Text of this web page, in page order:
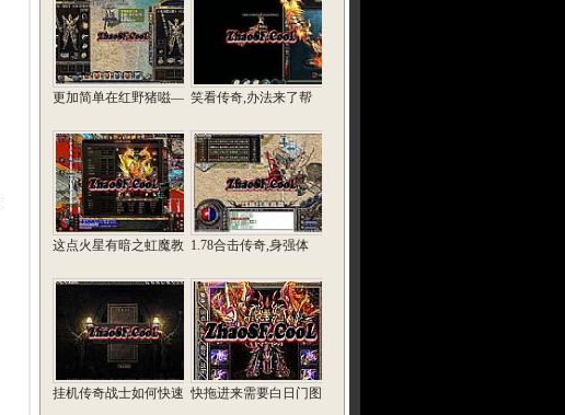
更加简单在红野猪嗞— 笑看传奇,办法来了帮
这点火星有暗之虹魔教 1.78合击传奇,身强体
挂机传奇战士如何快速 快拖进来需要白日门图